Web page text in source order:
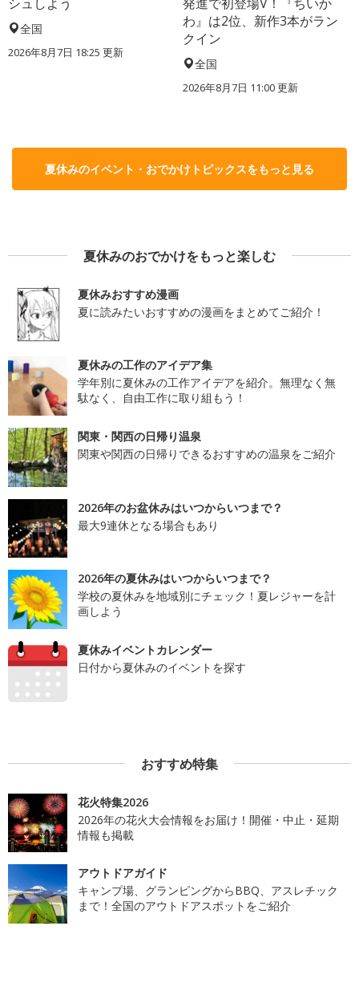
全国
2026年8月7日 18:25 更新
わ』は2位、新作3本がラン
クイン
全国
2026年8月7日 11:00更新
夏休みのイベント・おでかけトピックスをもっと見る
夏休みのおでかけをもっと楽しむ
夏休みおすすめ漫画
夏に読みたいおすすめの漫画をまとめてご紹介！
夏休みの工作のアイデア集
学年別に夏休みの工作アイデアを紹介。無理なく無
駄なく、自由工作に取り組もう！
関東・関西の日帰り温泉
関東や関西の日帰りできるおすすめの温泉をご紹介
2026年のお盆休みはいつからいつまで？
最大9連休となる場合もあり
2026年の夏休みはいつからいつまで？
学校の夏休みを地域別にチェック！夏レジャーを計
画しよう
夏休みイベントカレンダー
日付から夏休みのイベントを探す
おすすめ特集
花火特集2026
2026年の花火大会情報をお届け！開催・中止・延期
情報も掲載
アウトドアガイド
キャンプ場、グランピングからBBQ、アスレチック
まで！全国のアウトドアスポットをご紹介